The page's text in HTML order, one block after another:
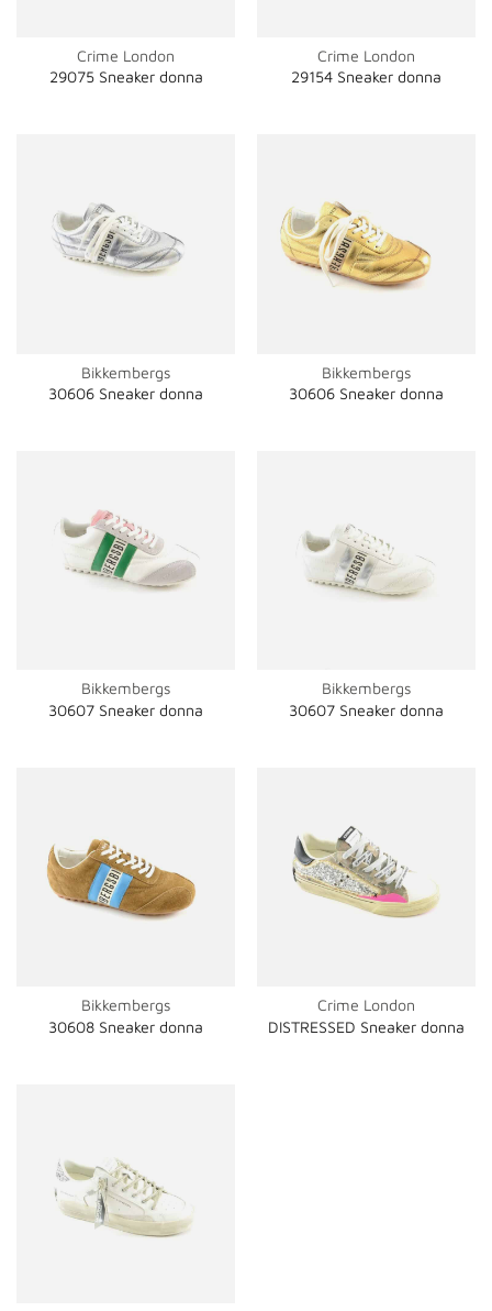
Crime London
29075 Sneaker donna
Crime London
29154 Sneaker donna
Bikkembergs
30606 Sneaker donna
Bikkembergs
30606 Sneaker donna
Bikkembergs
30607 Sneaker donna
Bikkembergs
30607 Sneaker donna
Bikkembergs
30608 Sneaker donna
Crime London
DISTRESSED Sneaker donna